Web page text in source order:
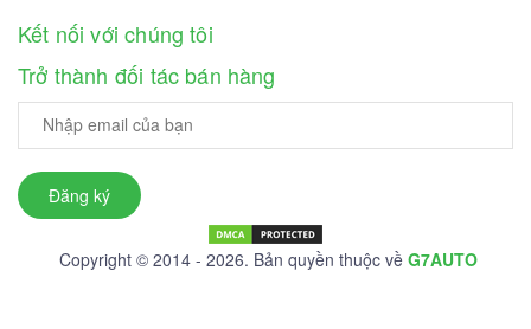
Kết nối với chúng tôi
Trở thành đối tác bán hàng
Đăng ký
Copyright © 2014 - 2026. Bản quyền thuộc về G7AUTO